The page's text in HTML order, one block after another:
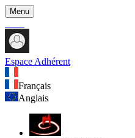
Menu
Espace Adhérent
Français
Anglais